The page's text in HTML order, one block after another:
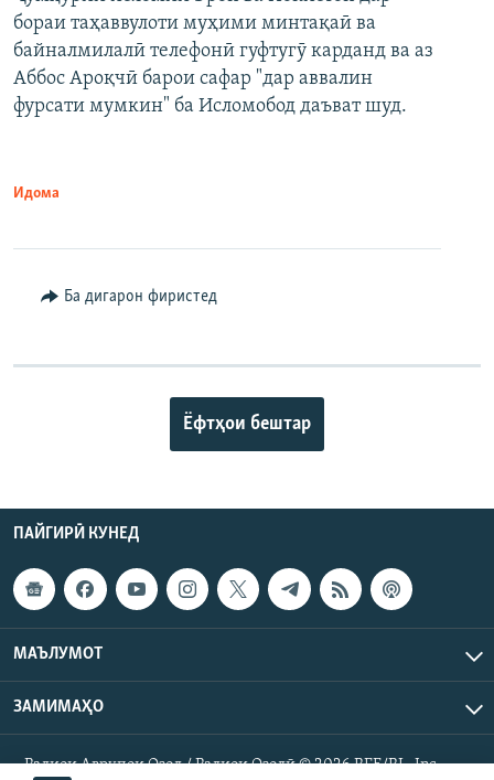
бораи таҳаввулоти муҳими минтақаӣ ва
байналмилалӣ телефонӣ гуфтугӯ карданд ва аз
Аббос Ароқчӣ барои сафар "дар аввалин
фурсати мумкин" ба Исломобод даъват шуд.
Идома
Ба дигарон фиристед
Ёфтҳои бештар
ПАЙГИРӢ КУНЕД
МАЪЛУМОТ
ЗАМИМАҲО
Радиои Аврупои Озод / Радиои Озодӣ © 2026 RFE/RL. Inc.